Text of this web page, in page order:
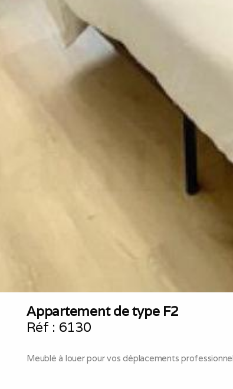
Appartement de type F2
Réf : 6130
Meublé à louer pour vos déplacements